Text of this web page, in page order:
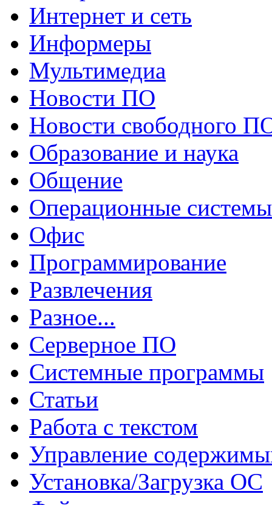
Интернет и сеть
Информеры
Мультимедиа
Новости ПО
Новости свободного
Образование и наука
Общение
Операционные системы
Офис
Программирование
Развлечения
Разное...
Серверное ПО
Системные программы
Статьи
Работа с текстом
Управление
Установка/Загрузка ОС